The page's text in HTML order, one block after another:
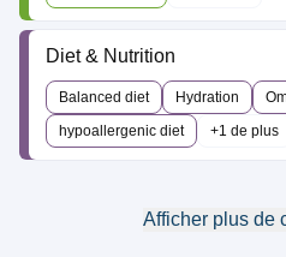
Diet & Nutrition
Balanced diet Hydration
hypoallergenic diet
+1 de plus
Afficher plus de